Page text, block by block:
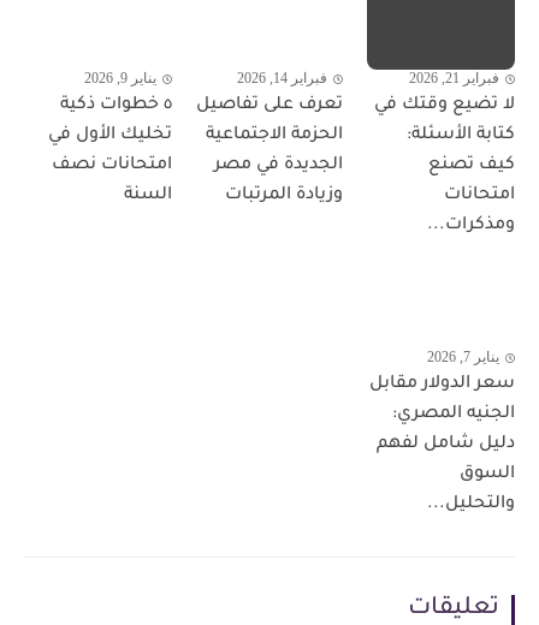
فبراير 21, 2026
لا تضيع وقتك في
كتابة الأسئلة:
كيف تصنع
امتحانات
ومذكرات...
فبراير 14, 2026
تعرف على تفاصيل
الحزمة الاجتماعية
الجديدة في مصر
وزيادة المرتبات
يناير 9, 2026
٥ خطوات ذكية
تخليك الأول في
امتحانات نصف
السنة
يناير 7, 2026
سعر الدولار مقابل
الجنيه المصري:
دليل شامل لفهم
السوق
والتحليل...
تعليقات